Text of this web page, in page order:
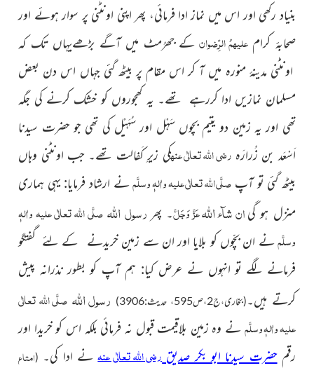
بنیاد رکھی اور اس میں نماز ادا فرمائی، پھر اپنی اونٹنی پر سوار ہوئے اور
صحابۂ کرامعلیہمُ الرِّضوانکے جھُرمٹ میں آگے بڑھےیہاں تک کہ
اونٹنی مدینۂ منورہ میں آ کر اس مقام پر بیٹھ گئی جہاں اس دن بعض
مسلمان نمازیں ادا کررہے تھے۔ یہ کھجوروں کو خشک کرنے کی جگہ
تھی اور یہ زمین دو یتیم بچوں سَہْل اور سُہَیْل کی تھی جو حضرت سیدنا
اَسْعَد بن زُرارَہ رضی اللہ تعالٰی عنہکی زیرِ کَفالت تھے۔ جب اونٹنی وہاں
بیٹھ گئی تو آپ صلَّی اللہ تعالٰی علیہ واٰلہٖ وسلَّمنے ارشاد فرمایا: یہی ہماری
منزل ہو گیان شآءاللہعَزَّ وَجَلَّ۔ پھر رسول اللہصلَّی اللہ تعالٰی علیہ واٰلہٖ
وسلَّمنے ان بچّوں کو بلایا اور ان سے زمین خریدنے کے لئے گفتگو
فرمانے لگے تو انہوں نے عرض کیا: ہم آپ کو بطور نذرانہ پیش
کرتے ہیں۔(بخاری،ج2،ص595، حدیث:3906) رسولاللہ صلَّی اللہ تعالٰی
علیہ واٰلہٖ وسلَّمنے وہ زمین بلاقیمت قبول نہ فرمائی بلکہ اس کو خریدا اور
رقمحضرت سیدنا ابو بکر صدیق رضی اللہ تعالٰی عنہنے ادا کی۔ (امتاع